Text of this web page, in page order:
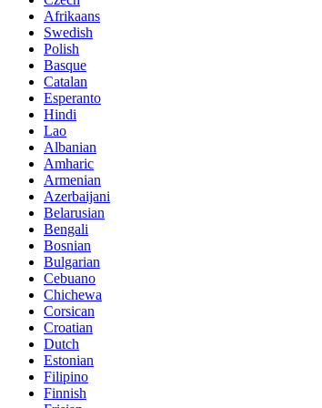
Afrikaans
Swedish
Polish
Basque
Catalan
Esperanto
Hindi
Lao
Albanian
Amharic
Armenian
Azerbaijani
Belarusian
Bengali
Bosnian
Bulgarian
Cebuano
Chichewa
Corsican
Croatian
Dutch
Estonian
Filipino
Finnish